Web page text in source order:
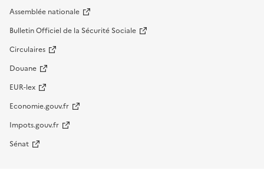
Assemblée nationale
Bulletin Officiel de la Sécurité Sociale
Circulaires
Douane
EUR-lex
Economie.gouv.fr
Impots.gouv.fr
Sénat